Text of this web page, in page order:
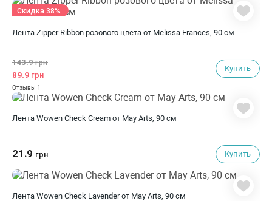
Лента Zipper Ribbon розового цвета от Melissa Frances, 90 см
143.9грн
89.9 грн
Купить
Отзывы 1
Скидка 38%
Лента Wowen Check Cream от May Arts, 90 см
21.9 грн Купить
Лента Wowen Check Lavender от May Arts, 90 см